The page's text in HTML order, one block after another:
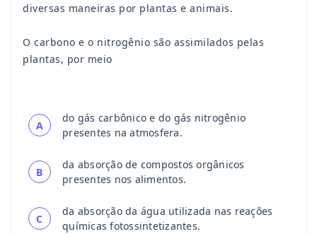
diversas maneiras por plantas e animais.
O carbono e o nitrogênio são assimilados pelas
plantas, por meio
A
do gás carbônico e do gás nitrogênio
presentes na atmosfera.
B
da absorção de compostos orgânicos
presentes nos alimentos.
C
da absorção da água utilizada nas reações
químicas fotossintetizantes.